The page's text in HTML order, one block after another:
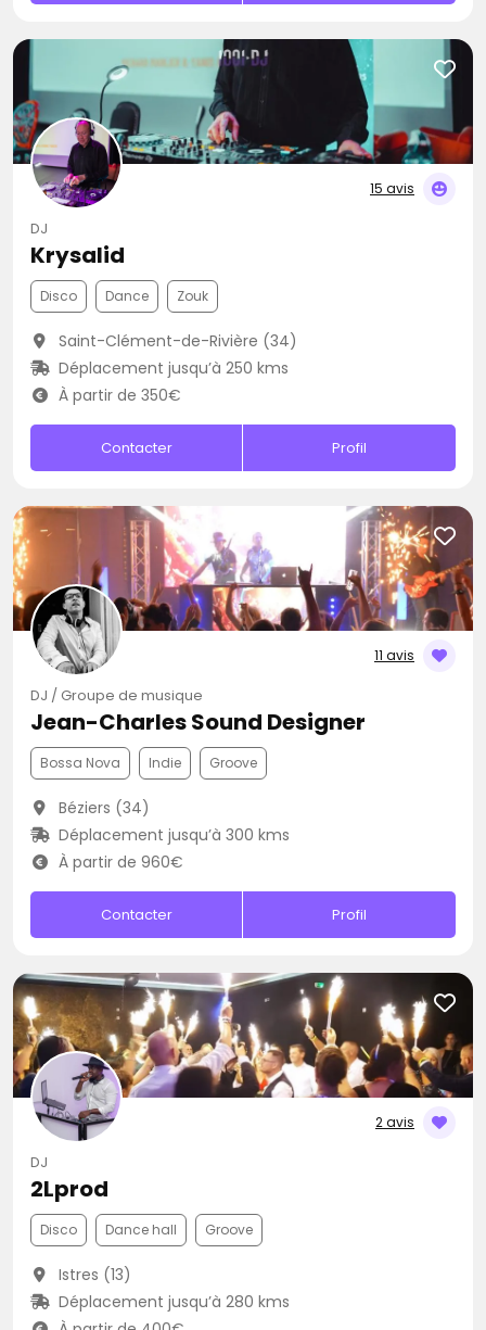
15 avis
DJ
Krysalid
Disco Dance Zouk
Saint-Clément-de-Rivière (34)
Déplacement jusqu’à 250 kms
À partir de 350€
Contacter Profil
11 avis
DJ / Groupe de musique
Jean-Charles Sound Designer
Bossa Nova Indie Groove
Béziers (34)
Déplacement jusqu’à 300 kms
À partir de 960€
Contacter Profil
2 avis
DJ
2Lprod
Disco Dance hall Groove
Istres (13)
Déplacement jusqu’à 280 kms